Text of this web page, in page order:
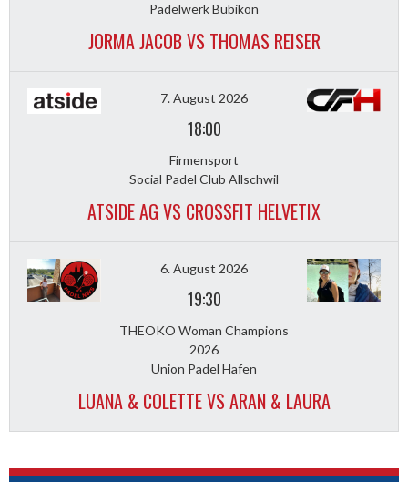
Padelwerk Bubikon
JORMA JACOB VS THOMAS REISER
7. August 2026
18:00
Firmensport
Social Padel Club Allschwil
ATSIDE AG VS CROSSFIT HELVETIX
6. August 2026
19:30
THEOKO Woman Champions
2026
Union Padel Hafen
LUANA & COLETTE VS ARAN & LAURA